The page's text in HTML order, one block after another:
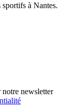
sportifs à Nantes.
newsletter